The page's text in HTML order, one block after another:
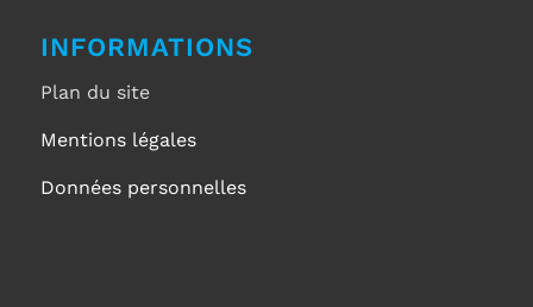
INFORMATIONS
Plan du site
Mentions légales
Données personnelles